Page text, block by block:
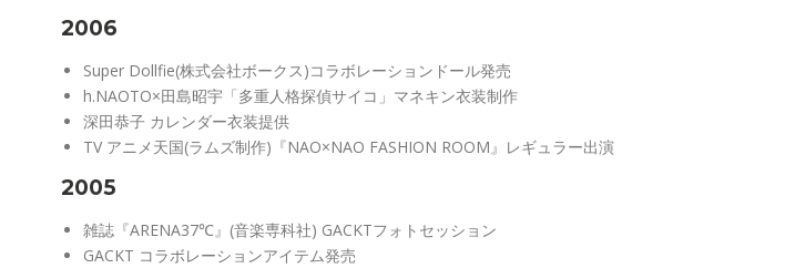
2006
Super Dollfie(株式会社ボークス)コラボレーションドール発売
h.NAOTO×田島昭宇「多重人格探偵サイコ」マネキン衣装制作
深田恭子 カレンダー衣装提供
TV アニメ天国(ラムズ制作)『NAO×NAO FASHION ROOM』レギュラー出演
2005
雑誌『ARENA37℃』(音楽専科社) GACKTフォトセッション
GACKT コラボレーションアイテム発売